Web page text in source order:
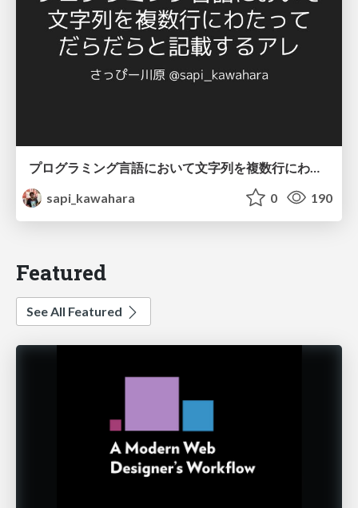
sapi_kawahara
0 190
Featured
See All Featured